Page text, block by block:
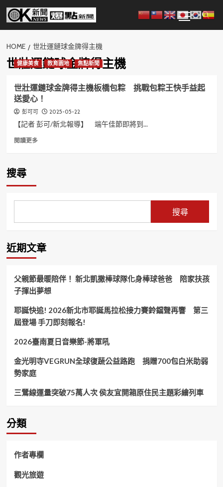
Skip
content
Menu
HOME 世壯運鏈球金牌得主機
世壯運鏈球金牌得主機
健康美食 教育園地 焦點新聞
世壯運鏈球金牌得主機板橋包粽 挑戰包粽王快手益起
送愛心！
彭可可 2025-05-22
【記者 彭可/新北報導】 端午佳節即將到...
閱讀更多Read
牌
主
機
包
粽
戰
包
粽
王
快
手
益
愛
搜尋
搜尋
近期文章
父親節最暖陪伴！ 新北凱撒棒球隊化身棒球爸爸 陪家扶孩
子揮出夢想
耶誕快追! 2026新北市耶誕馬拉松接力賽鈴鐺聲再響 第三
屆登場 手刀即刻報名!
2026臺南夏日音樂節-將軍吼
金光明寺VEGRUN全球復蔬公益路跑 捐贈700包白米助弱
勢家庭
三鶯線運量突破75萬人次 侯友宜開箱原住民主題彩繪列車
分類
作者專欄
觀光旅遊